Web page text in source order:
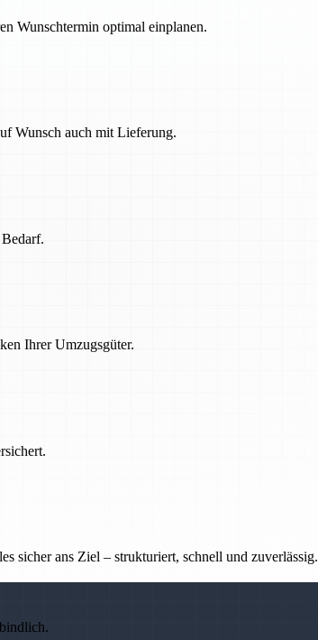
Wunschtermin optimal einplanen.
Wunsch auch mit Lieferung.
Ihrer Umzugsgüter.
sicher ans Ziel – strukturiert, schnell und zuverlässig.